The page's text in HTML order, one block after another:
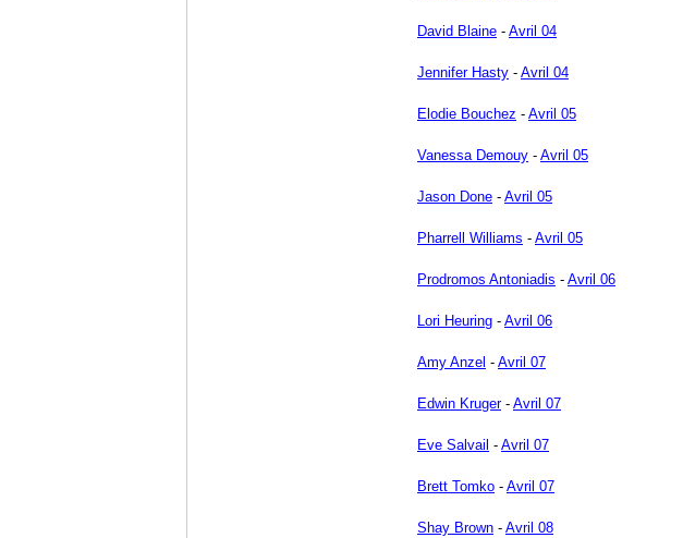
David Blaine - Avril 04
Jennifer Hasty - Avril 04
Elodie Bouchez - Avril 05
Vanessa Demouy - Avril 05
Jason Done - Avril 05
Pharrell Williams - Avril 05
Prodromos Antoniadis - Avril 06
Lori Heuring - Avril 06
Amy Anzel - Avril 07
Edwin Kruger- Avril 07
Eve Salvail - Avril 07
Brett Tomko - Avril 07
Shay Brown - Avril 08